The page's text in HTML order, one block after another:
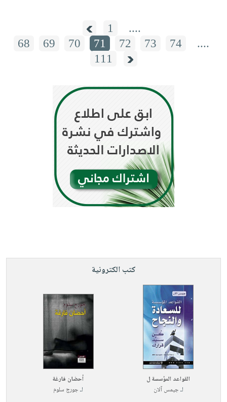
1
....
68
69 70 71 72 73 74
....
111
كتب الكترونية
القواعد المؤسسة ل
لـجيمس آلان
أحضان فارغة
لـجورج سلوم